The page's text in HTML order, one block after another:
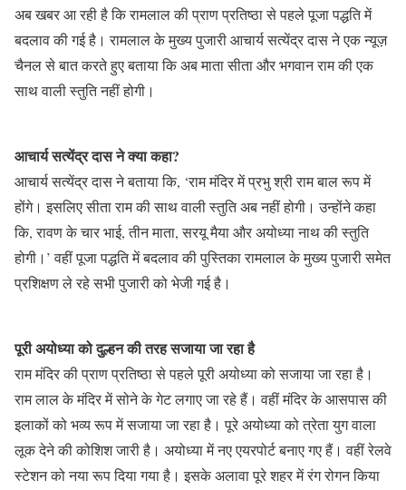
अब खबर आ रही है कि रामलाल की प्राण प्रतिष्ठा से पहले पूजा पद्धति में
बदलाव की गई है। रामलाल के मुख्य पुजारी आचार्य सत्येंद्र दास ने एक न्यूज़
चैनल से बात करते हुए बताया कि अब माता सीता और भगवान राम की एक
साथ वाली स्तुति नहीं होगी।
आचार्य सत्येंद्र दास ने क्या कहा?
आचार्य सत्येंद्र दास ने बताया कि, ‘राम मंदिर में प्रभु श्री राम बाल रूप में
होंगे। इसलिए सीता राम की साथ वाली स्तुति अब नहीं होगी। उन्होंने कहा
कि, रावण के चार भाई, तीन माता, सरयू मैया और अयोध्या नाथ की स्तुति
होगी।’ वहीं पूजा पद्धति में बदलाव की पुस्तिका रामलाल के मुख्य पुजारी समेत
प्रशिक्षण ले रहे सभी पुजारी को भेजी गई है।
पूरी अयोध्या को दुल्हन की तरह सजाया जा रहा है
राम मंदिर की प्राण प्रतिष्ठा से पहले पूरी अयोध्या को सजाया जा रहा है।
राम लाल के मंदिर में सोने के गेट लगाए जा रहे हैं। वहीं मंदिर के आसपास की
इलाकों को भव्य रूप में सजाया जा रहा है। पूरे अयोध्या को त्रेता युग वाला
लूक देने की कोशिश जारी है। अयोध्या में नए एयरपोर्ट बनाए गए हैं। वहीं रेलवे
स्टेशन को नया रूप दिया गया है। इसके अलावा पूरे शहर में रंग रोगन किया